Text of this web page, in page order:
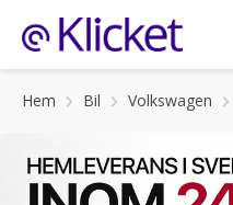
Hem Bil Volkswagen